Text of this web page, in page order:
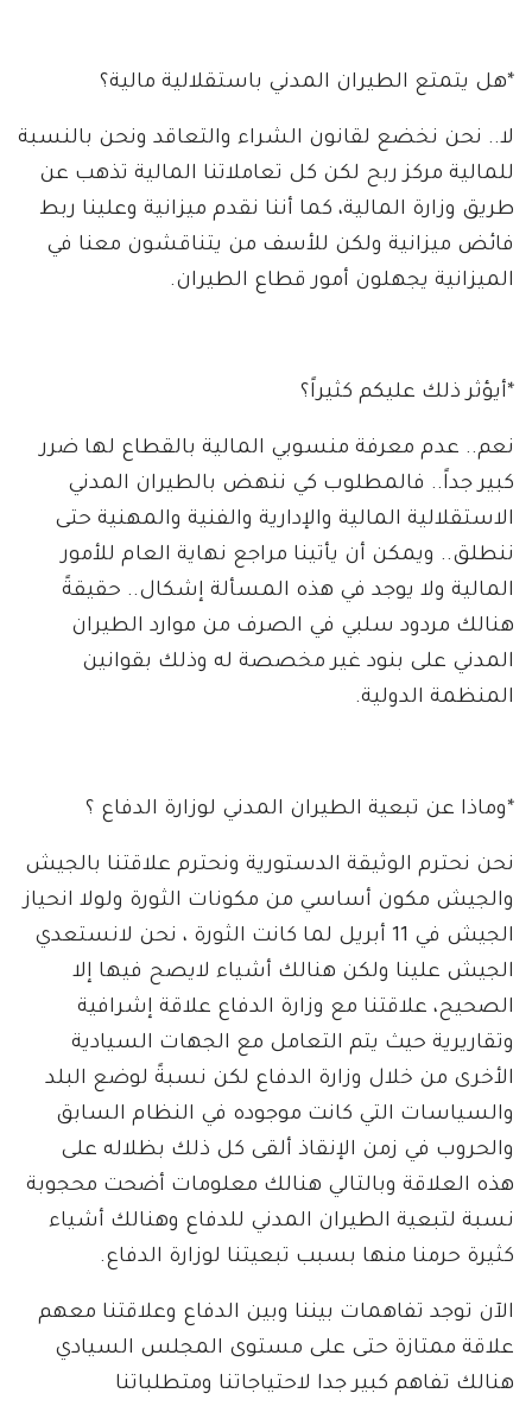
*هل يتمتع الطيران المدني باستقلالية مالية؟
لا.. نحن نخضع لقانون الشراء والتعاقد ونحن بالنسبة
للمالية مركز ربح لكن كل تعاملاتنا المالية تذهب عن
طريق وزارة المالية، كما أننا نقدم ميزانية وعلينا ربط
فائض ميزانية ولكن للأسف من يتناقشون معنا في
الميزانية يجهلون أمور قطاع الطيران.
*أيؤثر ذلك عليكم كثيراً؟
نعم.. عدم معرفة منسوبي المالية بالقطاع لها ضرر
كبير جداً.. فالمطلوب كي ننهض بالطيران المدني
الاستقلالية المالية والإدارية والفنية والمهنية حتى
ننطلق.. ويمكن أن يأتينا مراجع نهاية العام للأمور
المالية ولا يوجد في هذه المسألة إشكال.. حقيقةً
هنالك مردود سلبي في الصرف من موارد الطيران
المدني على بنود غير مخصصة له وذلك بقوانين
المنظمة الدولية.
*وماذا عن تبعية الطيران المدني لوزارة الدفاع ؟
نحن نحترم الوثيقة الدستورية ونحترم علاقتنا بالجيش
والجيش مكون أساسي من مكونات الثورة ولولا انحياز
الجيش في 11 أبريل لما كانت الثورة ، نحن لانستعدي
الجيش علينا ولكن هنالك أشياء لايصح فيها إلا
الصحيح، علاقتنا مع وزارة الدفاع علاقة إشرافية
وتقاريرية حيث يتم التعامل مع الجهات السيادية
الأخرى من خلال وزارة الدفاع لكن نسبةً لوضع البلد
والسياسات التي كانت موجوده في النظام السابق
والحروب في زمن الإنقاذ ألقى كل ذلك بظلاله على
هذه العلاقة وبالتالي هنالك معلومات أضحت محجوبة
نسبة لتبعية الطيران المدني للدفاع وهنالك أشياء
كثيرة حرمنا منها بسبب تبعيتنا لوزارة الدفاع.
الآن توجد تفاهمات بيننا وبين الدفاع وعلاقتنا معهم
علاقة ممتازة حتى على مستوى المجلس السيادي
هنالك تفاهم كبير جدا لاحتياجاتنا ومتطلباتنا